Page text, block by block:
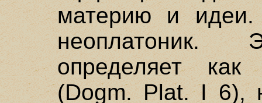
материю и
определяет
(Dogm. Plat. I 6),